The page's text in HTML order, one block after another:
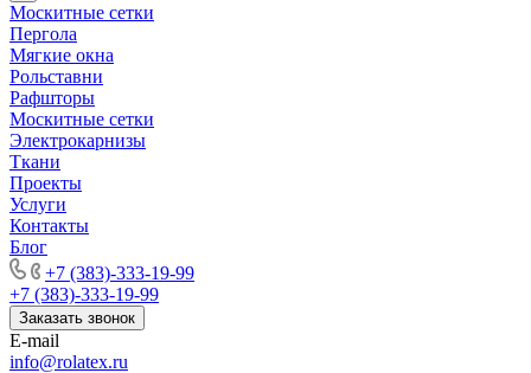
Москитные сетки
Пергола
Мягкие окна
Рольставни
Рафшторы
Москитные сетки
Электрокарнизы
Ткани
Проекты
Услуги
Контакты
Блог
+7 (383)-333-19-99
+7 (383)-333-19-99
Заказать звонок
E-mail
info@rolatex.ru